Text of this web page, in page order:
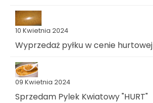
10 Kwietnia 2024
Wyprzedaż pyłku w cenie hurtowej
09 Kwietnia 2024
Sprzedam Pylek Kwiatowy "HURT"